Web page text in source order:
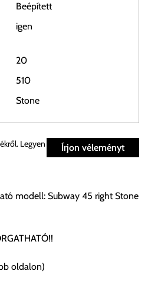
Beépített
igen
20
510
Stone
a beérkezést követően
Cégcsoportunk Stúdiójában
Írjon véleményt
Legyen
modell: Subway 45 right Stone
oldalon)